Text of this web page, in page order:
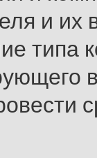
и их
типа